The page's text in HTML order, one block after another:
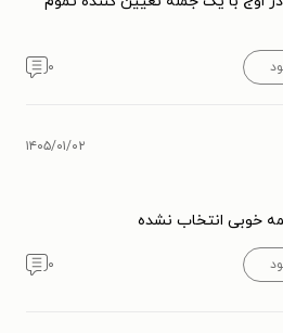
۰
۱۴۰۵/۰۱/۰۲
خوبی انتخاب نشده
۰